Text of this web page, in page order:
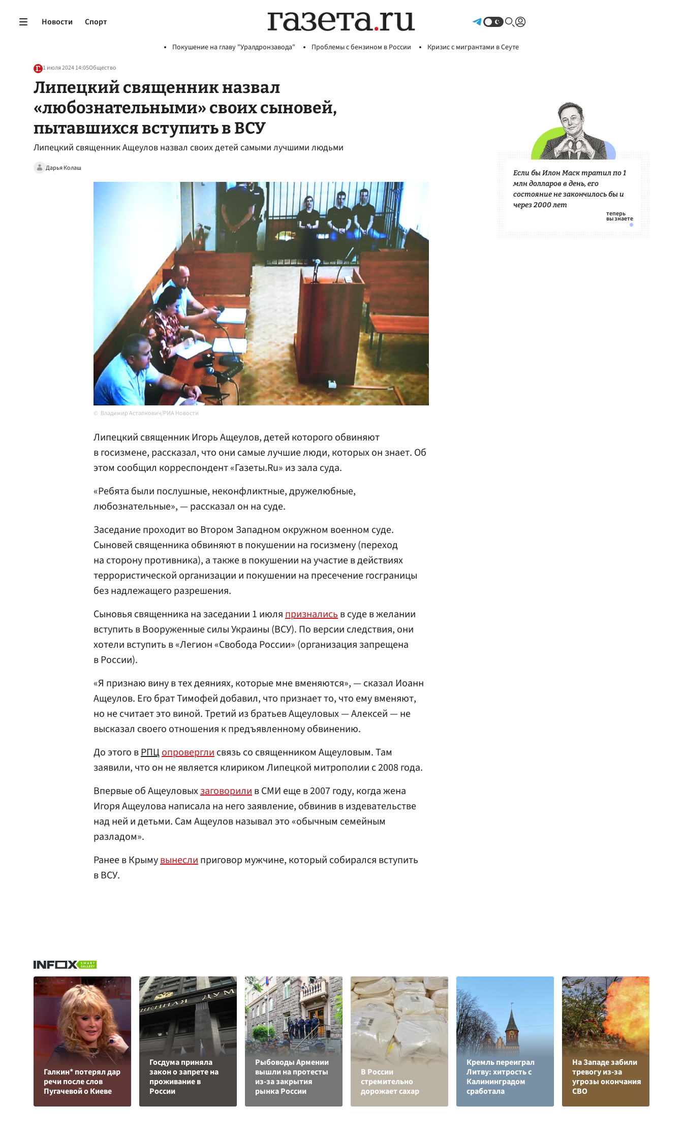
Новости Спорт
Покушение на главу "Уралдронзавода" Проблемы с бензином в России Кризис с мигрантами в Сеуте
1 июля 2024 14:05Общество
Липецкий священник назвал
«любознательными» своих сыновей,
пытавшихся вступить в ВСУ
Липецкий священник Ащеулов назвал своих детей самыми лучшими людьми
Дарья Колаш
Владимир Астапкович/РИА Новости
Липецкий священник Игорь Ащеулов, детей которого обвиняют
в госизмене, рассказал, что они самые лучшие люди, которых он знает. Об
этом сообщил корреспондент «Газеты.Ru» из зала суда.
«Ребята были послушные, неконфликтные, дружелюбные,
любознательные», — рассказал он на суде.
Заседание проходит во Втором Западном окружном военном суде.
Сыновей священника обвиняют в покушении на госизмену (переход
на сторону противника), а также в покушении на участие в действиях
террористической организации и покушении на пресечение госграницы
без надлежащего разрешения.
Сыновья священника на заседании 1 июляпризналисьв суде в желании
вступить в Вооруженные силы Украины (ВСУ). По версии следствия, они
хотели вступить в «Легион «Свобода России» (организация запрещена
в России).
«Я признаю вину в тех деяниях, которые мне вменяются», — сказал Иоанн
Ащеулов. Его брат Тимофей добавил, что признает то, что ему вменяют,
но не считает это виной. Третий из братьев Ащеуловых — Алексей — не
высказал своего отношения к предъявленному обвинению.
До этого вРПЦопроверглисвязь со священником Ащеуловым. Там
заявили, что он не является клириком Липецкой митрополии с 2008 года.
Впервые об Ащеуловыхзаговорилив СМИ еще в 2007 году, когда жена
Игоря Ащеулова написала на него заявление, обвинив в издевательстве
над ней и детьми. Сам Ащеулов называл это «обычным семейным
разладом».
Ранее в Крымувынеслиприговор мужчине, который собирался вступить
в ВСУ.
Если бы Илон Маск тратил по 1
млн долларов в день, его
состояние не закончилось бы и
через 2000 лет
Галкин* потерял дар
речи после слов
Пугачевой о Киеве
Госдума приняла
закон о запрете на
проживание в
России
Рыбоводы Армении
вышли на протесты
из-за закрытия
рынка России
В России
стремительно
дорожает сахар
Кремль переиграл
Литву: хитрость с
Калининградом
сработала
На Западе забили
тревогу из-за
угрозы окончания
СВО